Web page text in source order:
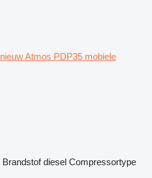
nieuw Atmos PDP35 mobiele
Brandstof diesel Compressortype